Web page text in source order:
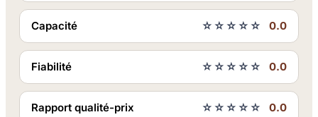
Capacité ☆☆☆☆☆ 0.0
Fiabilité ☆☆☆☆☆ 0.0
Rapport qualité-prix ☆☆☆☆☆ 0.0